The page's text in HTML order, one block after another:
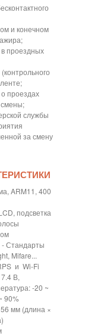
и конечном
в проездных
проездах
смены;
службы
за смену
ARM11, 400
подсветка
- Стандарты
Mifare...
и Wi-Fi
В,
-20 ~
90%
мм (длина ×